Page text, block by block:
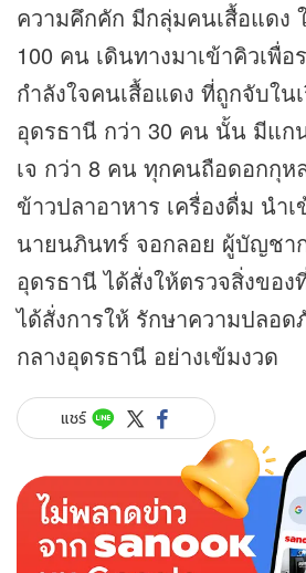
ความคึกคัก มีกลุ่มคนเสื้อแดง
100 คน เดินทางมาเข้าคิวเพื่อ
กำลังใจคนเสื้อแดง ที่ถูกจับใน
อุดรธานี กว่า 30 คน นั้น มีแก
เจ กว่า 8 คน ทุกคนถือดอกกุ
ข้าวปลาอาหาร เครื่องดื่ม นำ
นายนภินทร์ จอกลอย ผู้บัญชา
อุดรธานี ได้สั่งให้ตรวจสิ่งของ
ได้สั่งการให้ รักษาความปลอด
กลางอุดรธานี อย่างเข้มงวด
แชร์